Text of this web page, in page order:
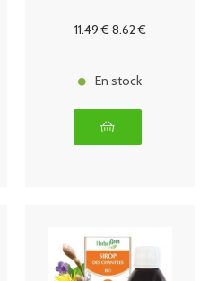
11.49€8.62€
En stock